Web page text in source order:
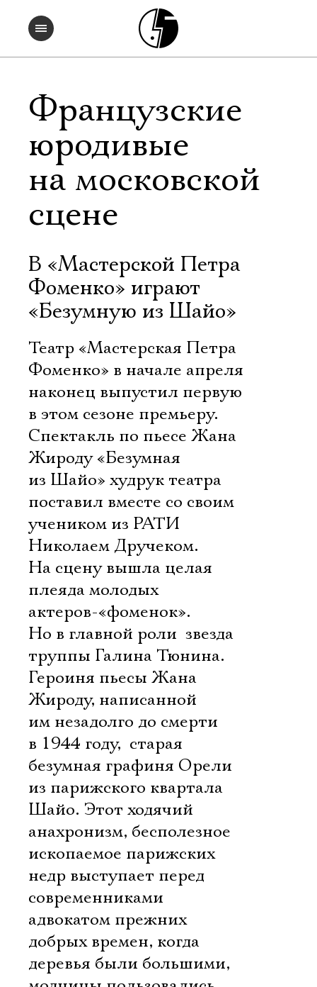
Французские
юродивые
на московской
сцене
В «Мастерской Петра
Фоменко» играют
«Безумную из Шайо»
Театр «Мастерская Петра
Фоменко» в начале апреля
наконец выпустил первую
в этом сезоне премьеру.
Спектакль по пьесе Жана
Жироду «Безумная
из Шайо» худрук театра
поставил вместе со своим
учеником из РАТИ
Николаем Дручеком.
На сцену вышла целая
плеяда молодых
актеров-«фоменок».
Но в главной роли  звезда
труппы Галина Тюнина.
Героиня пьесы Жана
Жироду, написанной
им незадолго до смерти
в 1944 году,  старая
безумная графиня Орели
из парижского квартала
Шайо. Этот ходячий
анахронизм, бесполезное
ископаемое парижских
недр выступает перед
современниками
адвокатом прежних
добрых времен, когда
деревья были большими,